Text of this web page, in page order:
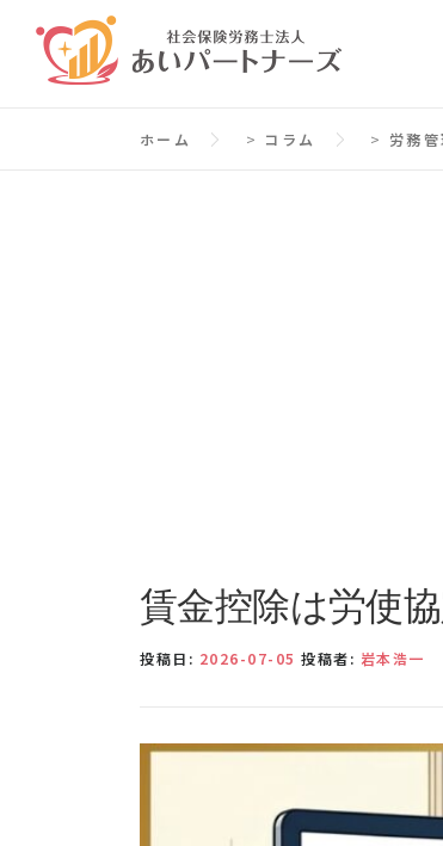
ホーム > コラム > 労務管
賃金控除は労使
投稿日: 2026-07-05 投稿者: 岩本浩一